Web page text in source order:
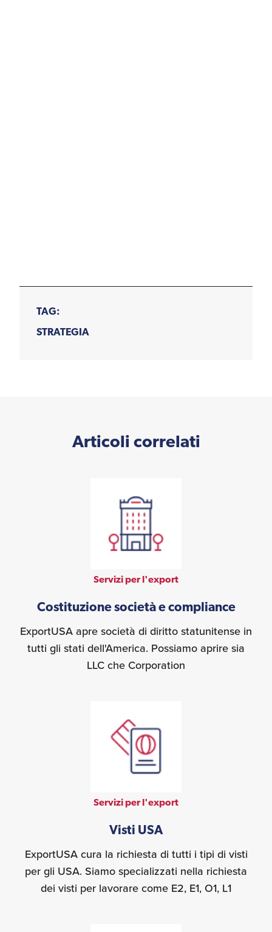
TAG:
STRATEGIA
Articoli correlati
Servizi per l'export
Costituzione società e compliance
ExportUSA apre società di diritto statunitense in
tutti gli stati dell'America. Possiamo aprire sia
LLC che Corporation
Servizi per l'export
Visti USA
ExportUSA cura la richiesta di tutti i tipi di visti
per gli USA. Siamo specializzati nella richiesta
dei visti per lavorare come E2, E1, O1, L1